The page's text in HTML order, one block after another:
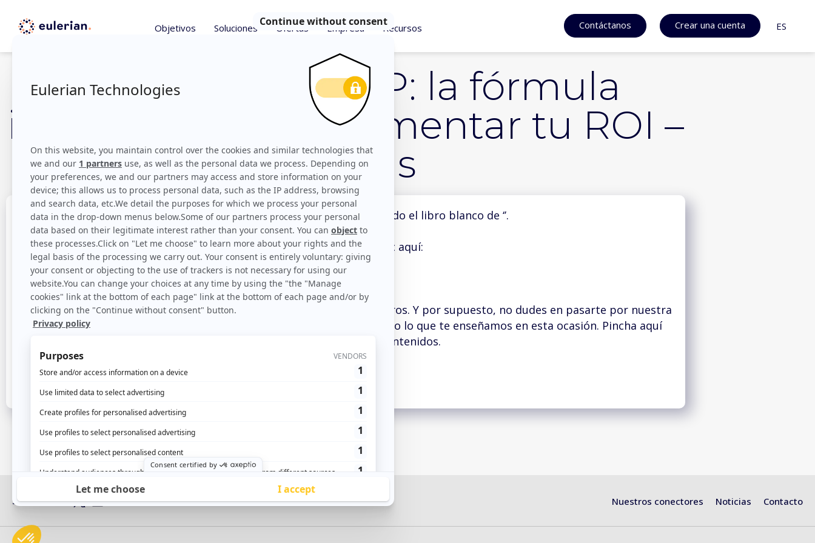
Objetivos Soluciones Ofertas Empresa Recursos Contáctanos Crear una cuenta ES
Atribución y DMP: la fórmula
innovadora para aumentar tu ROI –
Gracias
Te agradecemos mucho haber descargado el libro blanco de ‘’.
Para visualizarlo haz clic aquí:
Ver el libro blanco
Si tienes alguna pregunta, no dudes en ponerte en contacto con nosotros. Y por supuesto, no dudes en pasarte por nuestra
sección de libros blancos y casos de uso que van a complementar todo lo que te enseñamos en esta ocasión. Pincha aquí
para acceder al resto de contenidos.
Un cordial saludo.
Síganos: Nuestros conectores Noticias Contacto